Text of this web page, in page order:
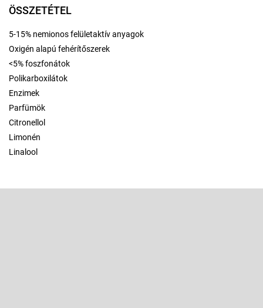
ÖSSZETÉTEL
5-15% nemionos felületaktív anyagok
Oxigén alapú fehérítőszerek
<5% foszfonátok
Polikarboxilátok
Enzimek
Parfümök
Citronellol
Limonén
Linalool